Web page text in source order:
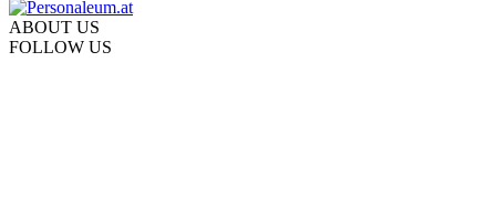
ABOUT US
FOLLOW US